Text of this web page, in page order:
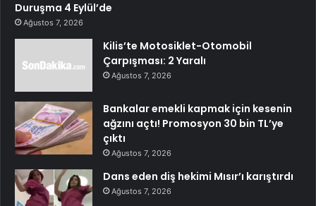
Duruşma 4 Eylül’de
Ağustos 7, 2026
Kilis’te Motosiklet-Otomobil
Çarpışması: 2 Yaralı
Ağustos 7, 2026
Bankalar emekli kapmak için kesenin
ağzını açtı! Promosyon 30 bin TL’ye
çıktı
Ağustos 7, 2026
Dans eden diş hekimi Mısır’ı karıştırdı
Ağustos 7, 2026